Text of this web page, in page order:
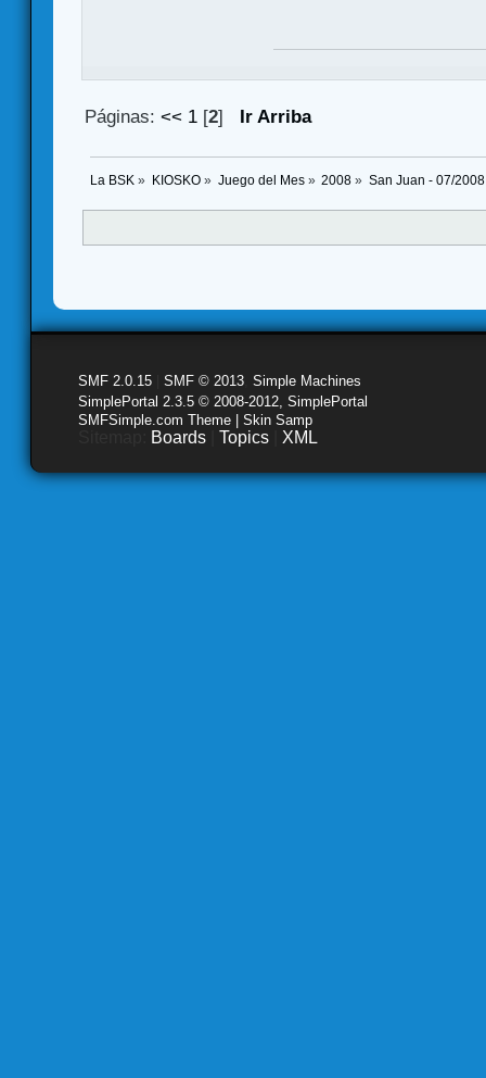
Páginas:<< 1 [2] Ir Arriba
La BSK » KIOSKO» Juego del Mes» 2008 » San Juan - 07/2008
SMF 2.0.15 SMF © 2013 Simple Machines
SimplePortal 2.3.5 © 2008-2012, SimplePortal
SMFSimple.com Theme | Skin Samp
Boards Topics XML